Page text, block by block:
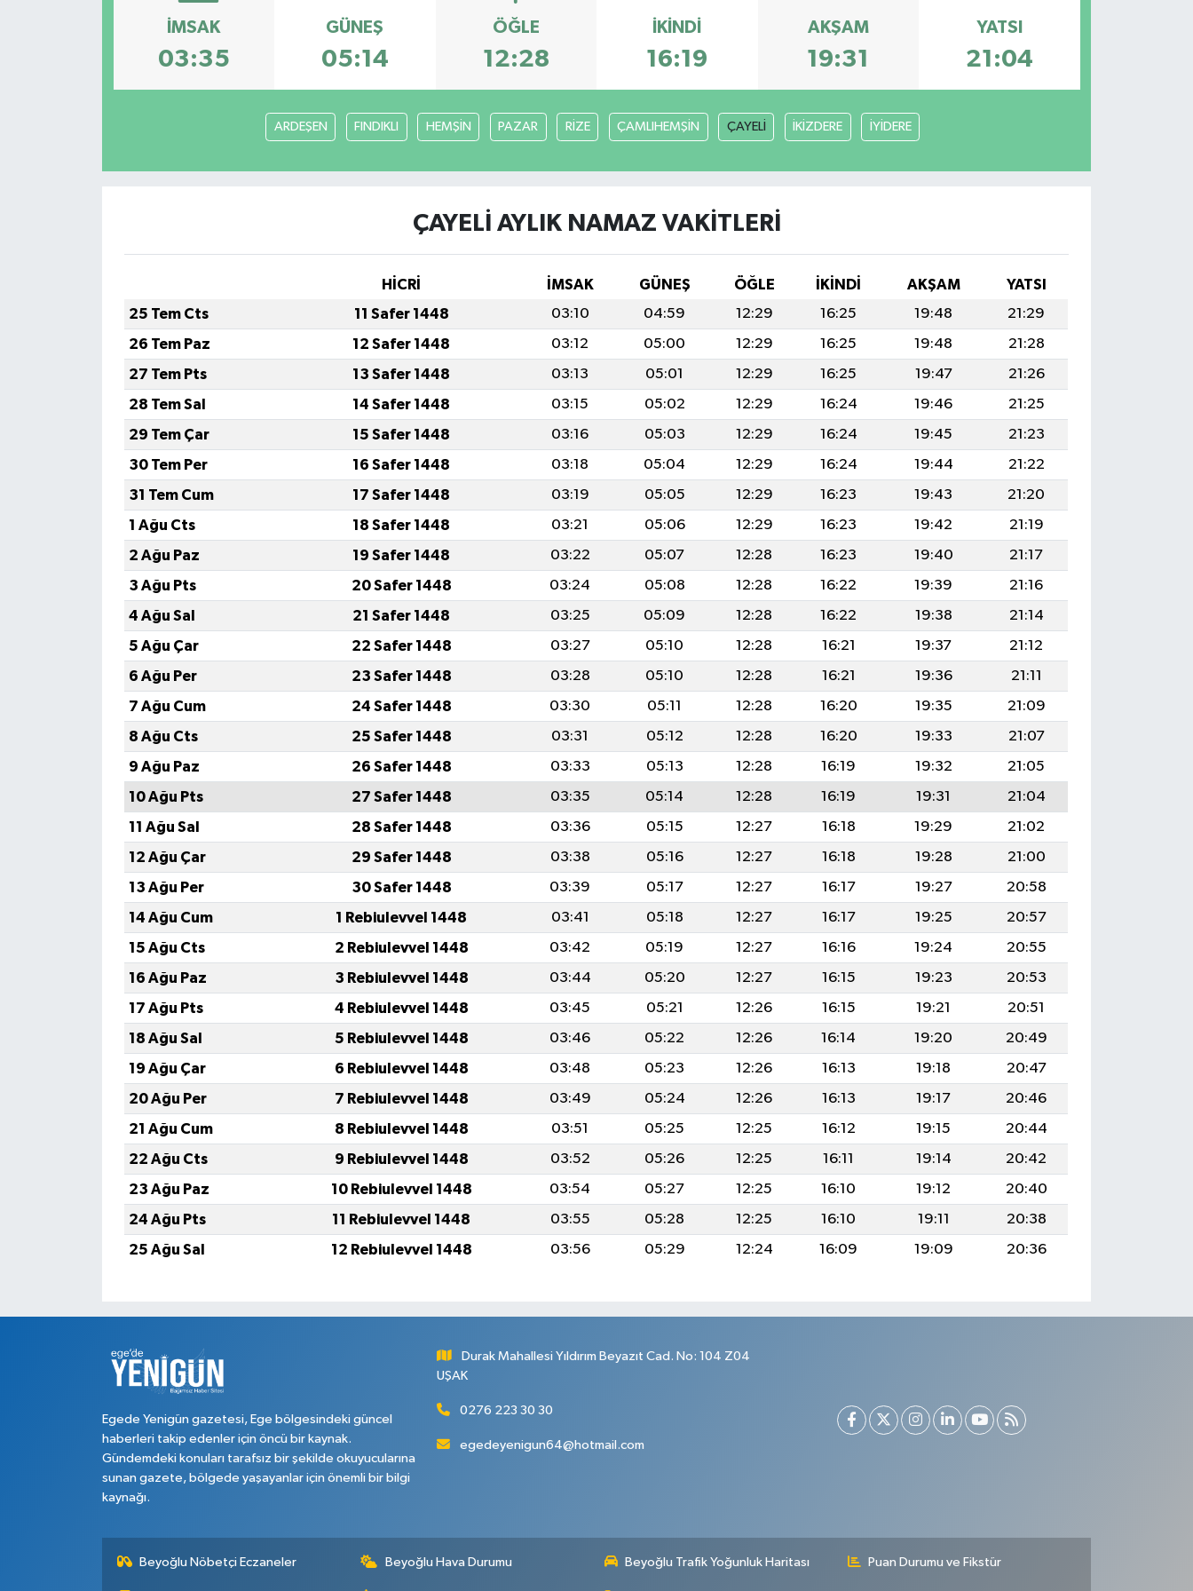
İMSAK
03:35
GÜNEŞ
05:14
ÖĞLE
12:28
İKINDI
16:19
AKŞAM
19:31
YATSI
21:04
ARDEŞEN FINDIKLI HEMŞİN PAZAR RİZE ÇAMLIHEMŞİN ÇAYELİ İKİZDERE İYİDERE
ÇAYELİ AYLIK NAMAZ VAKITLERI
HİCRİ İMSAK GÜNEŞ ÖĞLE İKINDI AKŞAM
YATSI
25 Tem Cts
11 Safer 1448 03:10 04:59 12:29 16:25 19:48
21:29
26 Tem Paz
12 Safer 1448 03:12 05:00 12:29 16:25 19:48
21:28
27 Tem Pts
13 Safer 1448 03:13 05:01 12:29 16:25 19:47
21:26
28 Tem Sal
14 Safer 1448 03:15 05:02 12:29 16:24 19:46
21:25
29 Tem Çar
15 Safer 1448 03:16 05:03 12:29 16:24 19:45
21:23
30 Tem Per
16 Safer 1448 03:18 05:04 12:29 16:24 19:44
21:22
31 Tem Cum
17 Safer 1448 03:19 05:05 12:29 16:23 19:43
21:20
1 Ağu Cts
18 Safer 1448 03:21 05:06 12:29 16:23 19:42
21:19
2 Ağu Paz
19 Safer 1448 03:22 05:07 12:28 16:23 19:40
21:17
3 Ağu Pts
20 Safer 1448 03:24 05:08 12:28 16:22 19:39
21:16
4 Ağu Sal
21 Safer 1448 03:25 05:09 12:28 16:22 19:38
21:14
5 Ağu Çar
22 Safer 1448 03:27 05:10 12:28 16:21 19:37
21:12
6 Ağu Per
23 Safer 1448 03:28 05:10 12:28 16:21 19:36
21:11
7 Ağu Cum
24 Safer 1448 03:30 05:11 12:28 16:20 19:35
21:09
8 Ağu Cts
25 Safer 1448 03:31 05:12 12:28 16:20 19:33
21:07
9 Ağu Paz
26 Safer 1448 03:33 05:13 12:28 16:19 19:32
21:05
10 Ağu Pts
27 Safer 1448 03:35 05:14 12:28 16:19 19:31
21:04
11 Ağu Sal
28 Safer 1448 03:36 05:15 12:27 16:18 19:29
21:02
12 Ağu Çar
29 Safer 1448 03:38 05:16 12:27 16:18 19:28
21:00
13 Ağu Per
30 Safer 1448 03:39 05:17 12:27 16:17 19:27
20:58
14 Ağu Cum
1 Rebiulevvel 1448 03:41 05:18 12:27 16:17 19:25
20:57
15 Ağu Cts
2 Rebiulevvel 1448 03:42 05:19 12:27 16:16 19:24
20:55
16 Ağu Paz
3 Rebiulevvel 1448 03:44 05:20 12:27 16:15 19:23
20:53
17 Ağu Pts
4 Rebiulevvel 1448 03:45 05:21 12:26 16:15 19:21
20:51
18 Ağu Sal
5 Rebiulevvel 1448 03:46 05:22 12:26 16:14 19:20
20:49
19 Ağu Çar
6 Rebiulevvel 1448 03:48 05:23 12:26 16:13 19:18
20:47
20 Ağu Per
7 Rebiulevvel 1448 03:49 05:24 12:26 16:13 19:17
20:46
21 Ağu Cum
8 Rebiulevvel 1448 03:51 05:25 12:25 16:12 19:15
20:44
22 Ağu Cts
9 Rebiulevvel 1448 03:52 05:26 12:25 16:11 19:14
20:42
23 Ağu Paz
10 Rebiulevvel 1448 03:54 05:27 12:25 16:10 19:12
20:40
24 Ağu Pts
11 Rebiulevvel 1448 03:55 05:28 12:25 16:10 19:11
20:38
25 Ağu Sal
12 Rebiulevvel 1448 03:56 05:29 12:24 16:09 19:09 20:36
Egede Yenigün gazetesi, Ege bölgesindeki güncel
haberleri takip edenler için öncü bir kaynak.
Gündemdeki konuları tarafsız bir şekilde okuyucularına
sunan gazete, bölgede yaşayanlar için önemli bir bilgi
kaynağı.
Durak Mahallesi Yıldırım Beyazıt Cad. No: 104 Z04
UŞAK
0276 223 30 30
egedeyenigun64@hotmail.com
Beyoğlu Nöbetçi Eczaneler Beyoğlu Hava Durumu Beyoğlu Trafik Yoğunluk Haritası Puan Durumu ve Fikstür